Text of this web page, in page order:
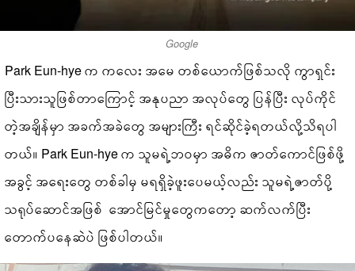
Google
Park Eun-hye က ကလေး အမေ တစ်ယောက်ဖြစ်သလို ကွာရှင်း
ပြီးသားသူဖြစ်တာကြောင့် အနုပညာ အလုပ်တွေ ပြန်ပြီး လုပ်ကိုင်
တဲ့အချိန်မှာ အခက်အခဲတွေ အများကြီး ရင်ဆိုင်ခဲ့ရတယ်လို့သိရပါ
တယ်။ Park Eun-hye က သူမရဲ့ဘဝမှာ အဓိက ဇာတ်ကောင်ဖြစ်ဖို့
အခွင့် အရေးတွေ တစ်ခါမှ မရရှိခဲ့ဖူးပေမယ့်လည်း သူမရဲ့ဇာတ်ပို့
သရုပ်ဆောင်အဖြစ် အောင်မြင်မှုတွေကတော့ ဆက်လက်ပြီး
တောက်ပနေဆဲပဲ ဖြစ်ပါတယ်။